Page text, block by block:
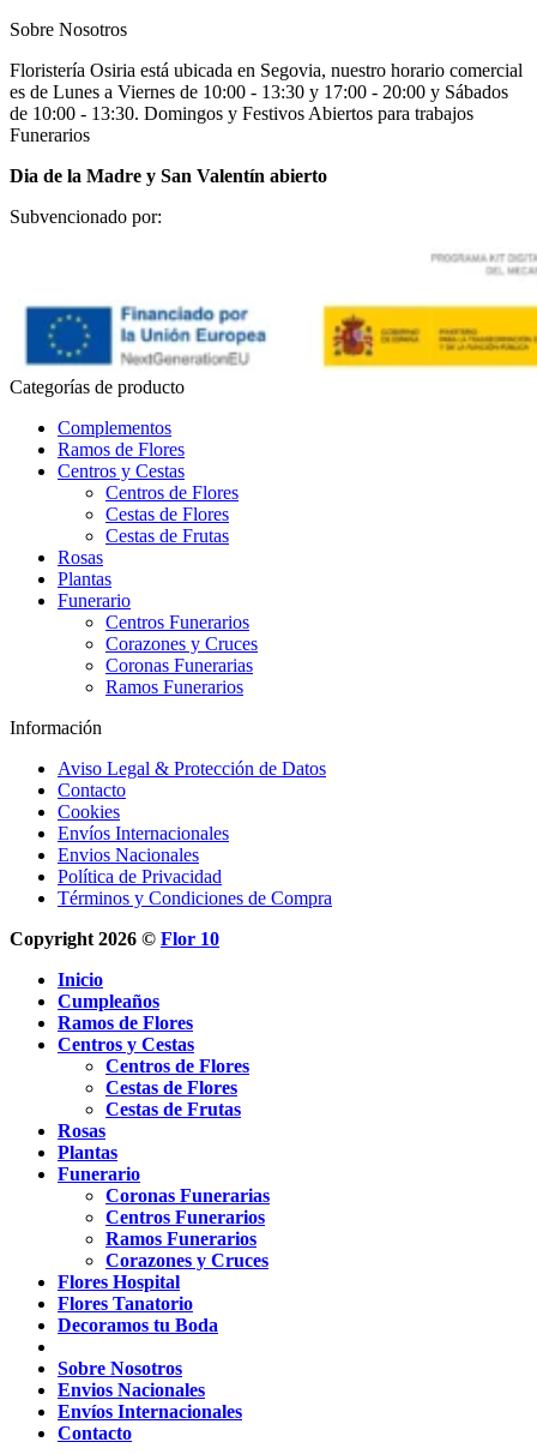
Sobre Nosotros
Floristería Osiria está ubicada en Segovia, nuestro horario comercial
es de Lunes a Viernes de 10:00 - 13:30 y 17:00 - 20:00 y Sábados
de 10:00 - 13:30. Domingos y Festivos Abiertos para trabajos
Funerarios
Dia de la Madre y San Valentín abierto
Subvencionado por:
Categorías de producto
Complementos
Ramos de Flores
Centros y Cestas
Centros de Flores
Cestas de Flores
Cestas de Frutas
Rosas
Plantas
Funerario
Centros Funerarios
Corazones y Cruces
Coronas Funerarias
Ramos Funerarios
Información
Aviso Legal & Protección de Datos
Contacto
Cookies
Envíos Internacionales
Envios Nacionales
Política de Privacidad
Términos y Condiciones de Compra
Copyright 2026 © Flor 10
Inicio
Cumpleaños
Ramos de Flores
Centros y Cestas
Centros de Flores
Cestas de Flores
Cestas de Frutas
Rosas
Plantas
Funerario
Coronas Funerarias
Centros Funerarios
Ramos Funerarios
Corazones y Cruces
Flores Hospital
Flores Tanatorio
Decoramos tu Boda
Sobre Nosotros
Envios Nacionales
Envíos Internacionales
Contacto